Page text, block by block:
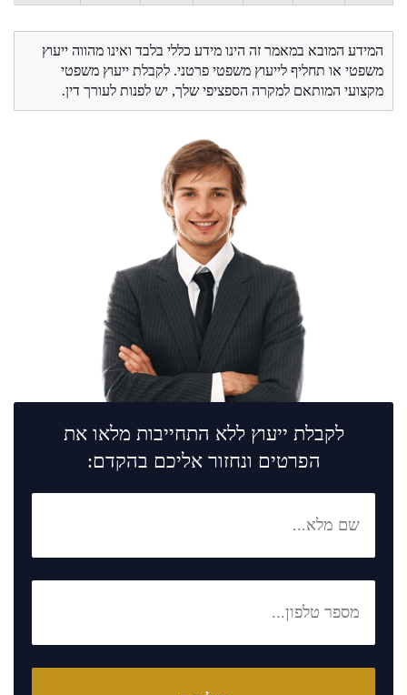
המידע המובא במאמר זה הינו מידע כללי בלבד ואינו מהווה ייעוץ
משפטי או תחליף לייעוץ משפטי פרטני. לקבלת ייעוץ משפטי
מקצועי המותאם למקרה הספציפי שלך, יש לפנות לעורך דין.
לקבלת ייעוץ ללא התחייבות מלאו את
הפרטים ונחזור אליכם בהקדם: